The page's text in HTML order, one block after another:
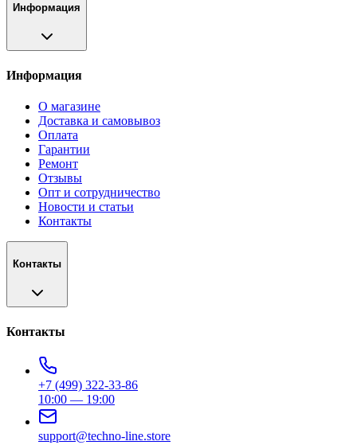
Информация
Информация
О магазине
Доставка и самовывоз
Оплата
Гарантии
Ремонт
Отзывы
Опт и сотрудничество
Новости и статьи
Контакты
Контакты
Контакты
+7 (499) 322-33-86
10:00 — 19:00
support@techno-line.store